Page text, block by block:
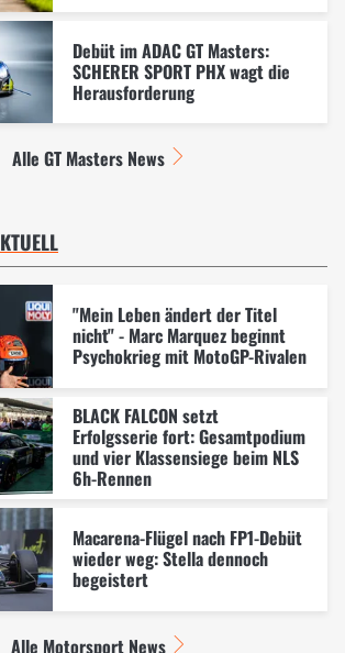
Debüt im ADAC GT Masters:
SCHERER SPORT PHX wagt die
Herausforderung
Alle GT Masters News
"Mein Leben ändert der Titel
nicht" - Marc Marquez beginnt
Psychokrieg mit MotoGP-Rivalen
BLACK FALCON setzt
Erfolgsserie fort: Gesamtpodium
und vier Klassensiege beim NLS
6h-Rennen
Macarena-Flügel nach FP1-Debüt
wieder weg: Stella dennoch
begeistert
Alle Motorsport News